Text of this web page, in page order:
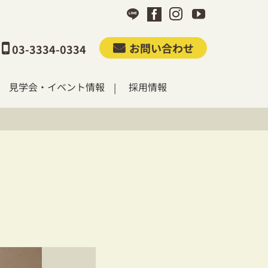
03-3334-0334 お問い合わせ
見学会・イベント情報 採用情報